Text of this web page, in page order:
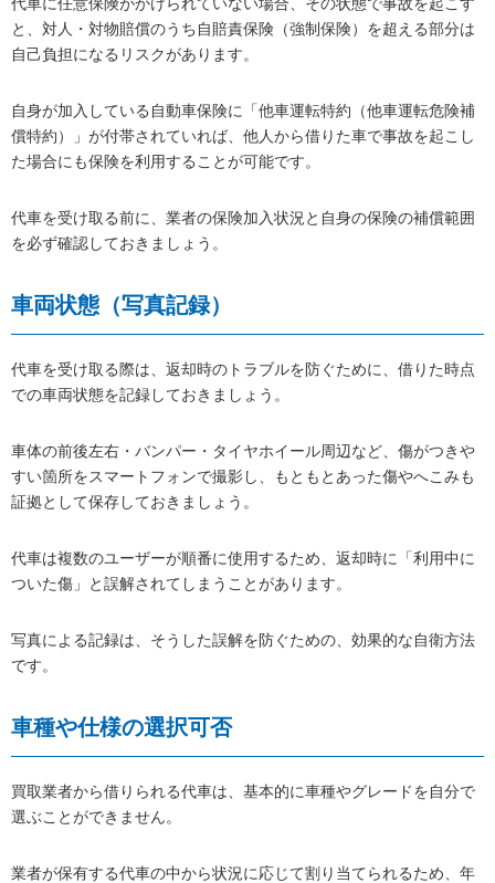
と、対人・対物賠償のうち自賠責保険（強制保険）を超える部分は
自己負担になるリスクがあります。
自身が加入している自動車保険に「他車運転特約（他車運転危険補
償特約）」が付帯されていれば、他人から借りた車で事故を起こし
た場合にも保険を利用することが可能です。
代車を受け取る前に、業者の保険加入状況と自身の保険の補償範囲
を必ず確認しておきましょう。
車両状態（写真記録）
代車を受け取る際は、返却時のトラブルを防ぐために、借りた時点
での車両状態を記録しておきましょう。
車体の前後左右・バンパー・タイヤホイール周辺など、傷がつきや
すい箇所をスマートフォンで撮影し、もともとあった傷やへこみも
証拠として保存しておきましょう。
代車は複数のユーザーが順番に使用するため、返却時に「利用中に
ついた傷」と誤解されてしまうことがあります。
写真による記録は、そうした誤解を防ぐための、効果的な自衛方法
です。
車種や仕様の選択可否
買取業者から借りられる代車は、基本的に車種やグレードを自分で
選ぶことができません。
業者が保有する代車の中から状況に応じて割り当てられるため、年